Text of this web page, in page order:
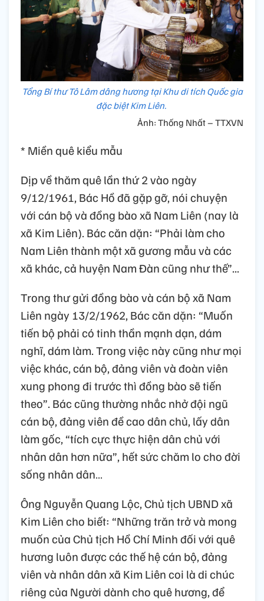
Tổng Bí thư Tô Lâm dâng hương tại Khu di tích Quốc gia
đặc biệt Kim Liên.
Ảnh: Thống Nhất – TTXVN
* Miền quê kiểu mẫu
Dịp về thăm quê lần thứ 2 vào ngày
9/12/1961, Bác Hồ đã gặp gỡ, nói chuyện
với cán bộ và đồng bào xã Nam Liên (nay là
xã Kim Liên). Bác căn dặn: “Phải làm cho
Nam Liên thành một xã gương mẫu và các
xã khác, cả huyện Nam Đàn cũng như thế”...
Trong thư gửi đồng bào và cán bộ xã Nam
Liên ngày 13/2/1962, Bác căn dặn: “Muốn
tiến bộ phải có tinh thần mạnh dạn, dám
nghĩ, dám làm. Trong việc này cũng như mọi
việc khác, cán bộ, đảng viên và đoàn viên
xung phong đi trước thì đồng bào sẽ tiến
theo”. Bác cũng thường nhắc nhở đội ngũ
cán bộ, đảng viên đề cao dân chủ, lấy dân
làm gốc, “tích cực thực hiện dân chủ với
nhân dân hơn nữa”, hết sức chăm lo cho đời
sống nhân dân…
Ông Nguyễn Quang Lộc, Chủ tịch UBND xã
Kim Liên cho biết: “Những trăn trở và mong
muốn của Chủ tịch Hồ Chí Minh đối với quê
hương luôn được các thế hệ cán bộ, đảng
viên và nhân dân xã Kim Liên coi là di chúc
riêng của Người dành cho quê hương, để